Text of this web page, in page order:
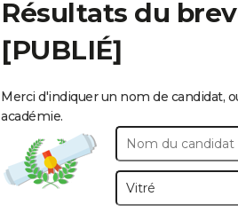
Résultats du
[PUBLIÉ]
Merci d'indiquer un nom de candidat,
académie.